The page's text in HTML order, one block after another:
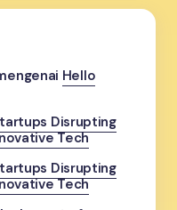
Hello
Disrupting
Tech
Disrupting
Tech